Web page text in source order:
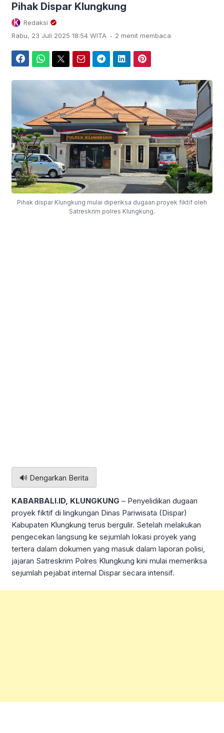
Pihak Dispar Klungkung
Redaksi
Rabu, 23 Juli 2025 18:54 WITA . 2 menit membaca
Pihak dispar Klungkung mulai diperiksa dugaan proyek fiktif oleh
Satreskrim polres Klungkung.
🔊 Dengarkan Berita
KABARBALI.ID, KLUNGKUNG – Penyelidikan dugaan
proyek fiktif di lingkungan Dinas Pariwisata (Dispar)
Kabupaten Klungkung terus bergulir. Setelah melakukan
pengecekan langsung ke sejumlah lokasi proyek yang
tertera dalam dokumen yang masuk dalam laporan polisi,
jajaran Satreskrim Polres Klungkung kini mulai memeriksa
sejumlah pejabat internal Dispar secara intensif.